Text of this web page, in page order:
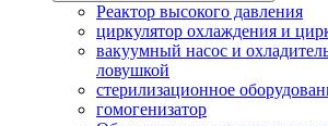
Реактор высокого давления
циркулятор охлаждения и
вакуумный насос и
ловушкой
стерилизационное
гомогенизатор